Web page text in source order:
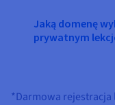
Jaką domenę
prywatnym
*Darmowa